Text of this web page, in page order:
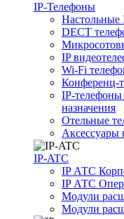
IP-Телефоны
Настольные
DECT
IP
Wi-Fi
Конференц-
IP-
назначения
Отельные
Аксессуары
IP-ATC
IP АТС
IP АТС
Модули
Модули